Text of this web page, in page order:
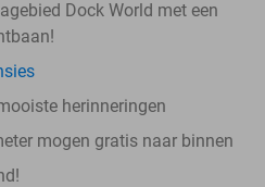
Dock World met een
herinneringen
mogen gratis naar binnen